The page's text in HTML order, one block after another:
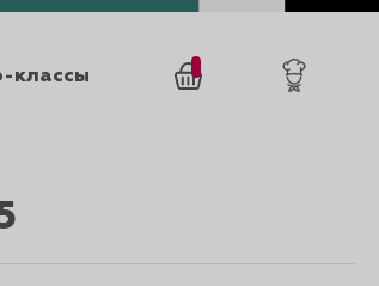
классы